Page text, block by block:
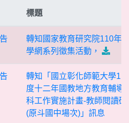
標題
轉知國家教育研究院110年
學網系列徵集活動，
轉知「國立彰化師範大學
度十二年國教地方教育輔導
科工作實施計畫-教師閱讀研
(原斗國中場次)」訊息